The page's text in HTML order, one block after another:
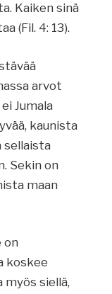
Kaiken sinä
(Fil. 4: 13).
arvot
Jumala
kaunista
sellaista
Sekin on
maan
on
koskee
myös siellä,